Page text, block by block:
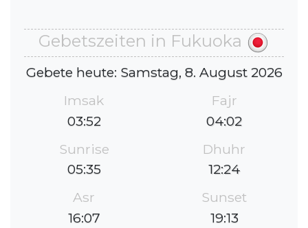
Gebetszeiten in Fukuoka
Gebete heute: Samstag, 8. August 2026
Imsak
03:52
Fajr
04:02
Sunrise
05:35
Dhuhr
12:24
Asr
16:07
Sunset
19:13